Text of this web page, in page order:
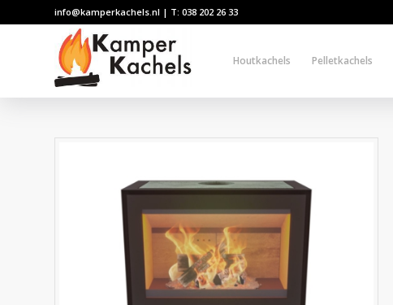
info@kamperkachels.nl | T: 038 202 26 33
Houtkachels Pelletkachels